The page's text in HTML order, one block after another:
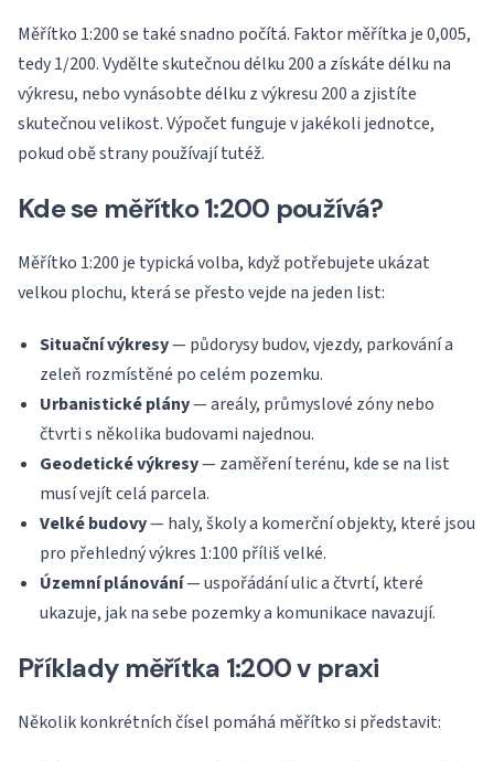
Měřítko 1:200 se také snadno počítá. Faktor měřítka je 0,005,
tedy 1/200. Vydělte skutečnou délku 200 a získáte délku na
výkresu, nebo vynásobte délku z výkresu 200 a zjistíte
skutečnou velikost. Výpočet funguje v jakékoli jednotce,
pokud obě strany používají tutéž.
Kde se měřítko 1:200 používá?
Měřítko 1:200 je typická volba, když potřebujete ukázat
velkou plochu, která se přesto vejde na jeden list:
Situační výkresy— půdorysy budov, vjezdy, parkování a
zeleň rozmístěné po celém pozemku.
Urbanistické plány— areály, průmyslové zóny nebo
čtvrti s několika budovami najednou.
Geodetické výkresy— zaměření terénu, kde se na list
musí vejít celá parcela.
Velké budovy— haly, školy a komerční objekty, které jsou
pro přehledný výkres 1:100 příliš velké.
Územní plánování— uspořádání ulic a čtvrtí, které
ukazuje, jak na sebe pozemky a komunikace navazují.
Příklady měřítka 1:200 v praxi
Několik konkrétních čísel pomáhá měřítko si představit: